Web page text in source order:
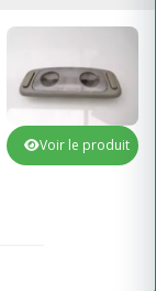
Voir le produit